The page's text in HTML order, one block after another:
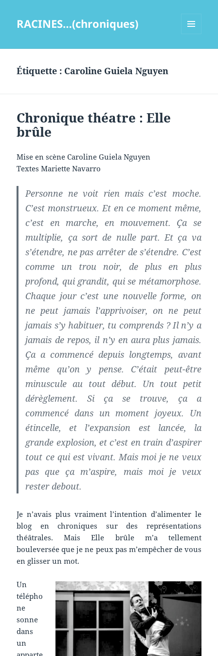
RACINES…(chroniques)
Étiquette : Caroline Guiela Nguyen
Chronique théatre : Elle
brûle
Mise en scène Caroline Guiela Nguyen
Textes Mariette Navarro
Personne ne voit rien mais c’est moche.
C’est monstrueux. Et en ce moment même,
c’est en marche, en mouvement. Ça se
multiplie, ça sort de nulle part. Et ça va
s’étendre, ne pas arrêter de s’étendre. C’est
comme un trou noir, de plus en plus
profond, qui grandit, qui se métamorphose.
Chaque jour c’est une nouvelle forme, on
ne peut jamais l’apprivoiser, on ne peut
jamais s’y habituer, tu comprends ? Il n’y a
jamais de repos, il n’y en aura plus jamais.
Ça a commencé depuis longtemps, avant
même qu’on y pense. C’était peut-être
minuscule au tout début. Un tout petit
dérèglement. Si ça se trouve, ça a
commencé dans un moment joyeux. Un
étincelle, et l’expansion est lancée, la
grande explosion, et c’est en train d’aspirer
tout ce qui est vivant. Mais moi je ne veux
pas que ça m’aspire, mais moi je veux
rester debout.
Je n’avais plus vraiment l’intention d’alimenter le
blog en chroniques sur des représentations
théâtrales. Mais Elle brûle m’a tellement
bouleversée que je ne peux pas m’empêcher de vous
en glisser un mot.
Un
télépho
ne
sonne
dans
un